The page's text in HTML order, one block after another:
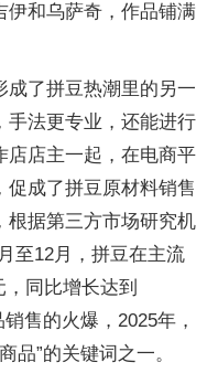
伊和乌萨奇，作品铺满
成了拼豆热潮里的另一
手法更专业，还能进行
店店主一起，在电商平
促成了拼豆原材料销售
根据第三方市场研究机
至12月，拼豆在主流
同比增长达到
售的火爆，2025年，
品”的关键词之一。